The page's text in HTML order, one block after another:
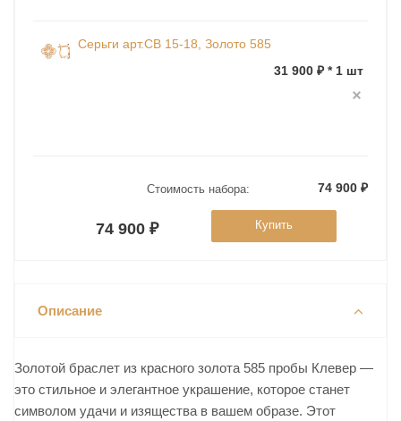
Серьги арт.СВ 15-18, Золото 585
31 900 ₽ * 1 шт
Стоимость набора: 74 900 ₽
74 900 ₽ Купить
Описание
Золотой браслет из красного золота 585 пробы Клевер —
это стильное и элегантное украшение, которое станет
символом удачи и изящества в вашем образе. Этот